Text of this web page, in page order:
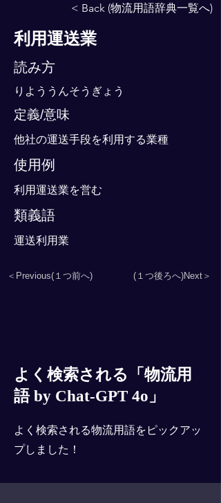
< Back (物流用語辞典一覧へ)
利用運送業
読み方
りよううんそうぎょう
定義/意味
他社の運送手段を利用する業種
使用例
利用運送業を営む
類義語
運送利用業
＜Previous(１つ前へ) (１つ後ろへ)Next＞
よく検索される「物流用
語 by Chat-GPT 4o」
よく検索される物流用語をピックアッ
プしました！